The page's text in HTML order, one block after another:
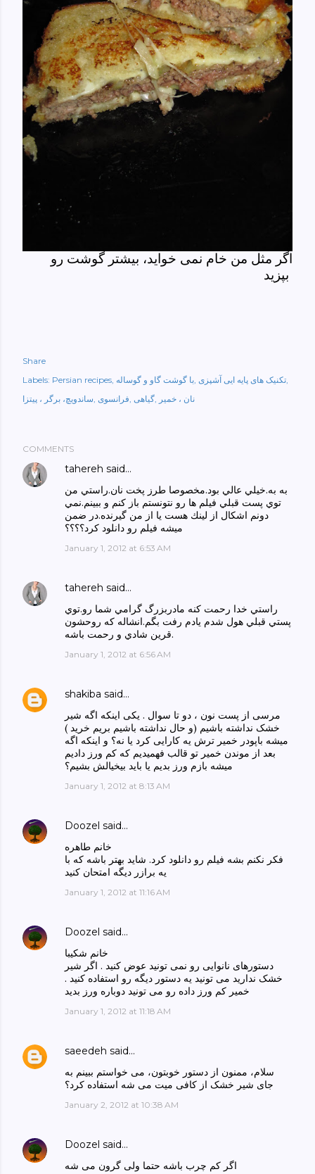
اگر مثل من خام نمی خواید، بیشتر گوشت رو
Share
Labels: Persian recipes با گوشت گاو و گوساله تکنیک های پایه ایی آشپزی
ساندویچ، برگر ، پیتزا فرانسوی گیاهی نان ، خمیر
COMMENTS
tahereh said…
به به.خيلي عالي بود.مخصوصا طرز پخت نان.راستي من
توي پست قبلي فيلم ها رو نتونستم باز كنم و ببينم.نمي
دونم اشكال از لينك هست يا از من گيرنده.در ضمن
ميشه فيلم رو دانلود كرد؟؟؟؟
January 1, 2012 at 6:53 AM
tahereh said…
راستي خدا رحمت كنه مادربزرگ گرامي شما رو.توي
پستي قبلي هول شدم يادم رفت بگم.انشاله كه روحشون
قرين شادي و رحمت باشه.
January 1, 2012 at 6:56 AM
shakiba said…
مرسی از پست نون ، دو تا سوال . یکی اینکه اگه شیر
خشک نداشته باشیم (و حال نداشته باشیم بریم خرید )
میشه باپودر خمیر ترش یه کارایی کرد یا نه؟ و اینکه اگه
بعد از موندن خمیر تو قالب فهمیدیم که کم ورز دادیم
میشه بازم ورز بدیم یا باید بیخیالش بشیم؟
January 1, 2012 at 8:13 AM
Doozel said…
خانم طاهره
فکر نکنم بشه فیلم رو دانلود کرد. شاید بهتر باشه که با
یه برازر دیگه امتحان کنید
January 1, 2012 at 11:16 AM
Doozel said…
خانم شکیبا
دستورهای نانوایی رو نمی تونید عوض کنید . اگر شیر
خشک ندارید می تونید یه دستور دیگه رو استفاده کنید .
خمیر کم ورز داده رو می تونید دوباره ورز بدید
January 1, 2012 at 11:18 AM
saeedeh said…
سلام، ممنون از دستور خوبتون، می خواستم ببینم به
جای شیر خشک از کافی میت می شه استفاده کرد؟
January 2, 2012 at 10:38 AM
Doozel said…
اگر کم چرب باشه حتما ولی گرون می شه